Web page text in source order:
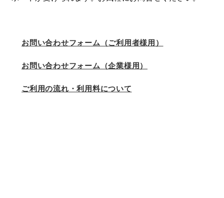
お問い合わせフォーム（ご利用者様用）
お問い合わせフォーム（企業様用）
ご利用の流れ・利用料について